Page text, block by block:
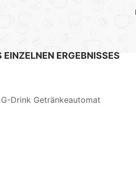
EINZELNEN ERGEBNISSES